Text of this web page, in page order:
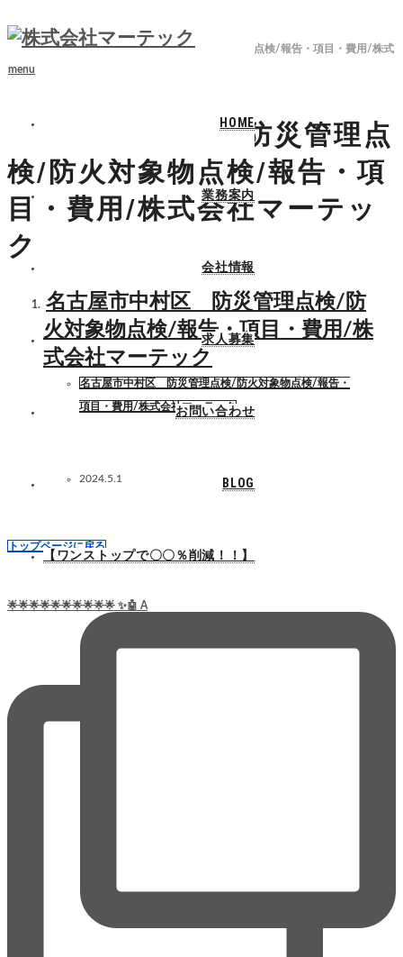
menu
HOME
業務案内
会社情報
求人募集
お問い合わせ
BLOG
【ワンストップで〇〇％削減！！】
ブログ
名古屋市中村区 防災管理点検/防火対象物点検/報告・項目・費用/株式
名古屋市中村区 防災管理点
検/防火対象物点検/報告・項
目・費用/株式会社マーテッ
ク
名古屋市中村区 防災管理点検/防
火対象物点検/報告・項目・費用/株
式会社マーテック
名古屋市中村区 防災管理点検/防火対象物点検/報告・
項目・費用/株式会社マーテック
2024.5.1
トップページに戻る
🌟🌟🌟🌟🌟🌟🌟🌟🌟🌟 ✨🤖 A